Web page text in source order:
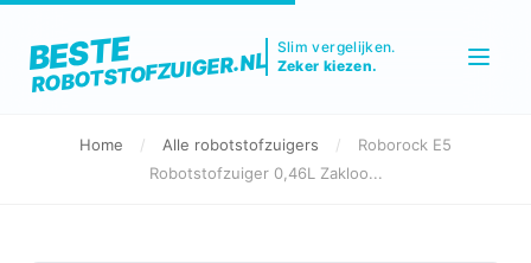
BESTE
ROBOTSTOFZUIGER.NL
Slim vergelijken.
Zeker kiezen.
Home / Alle robotstofzuigers /
Roborock E5
Robotstofzuiger 0,46L Zakloo...